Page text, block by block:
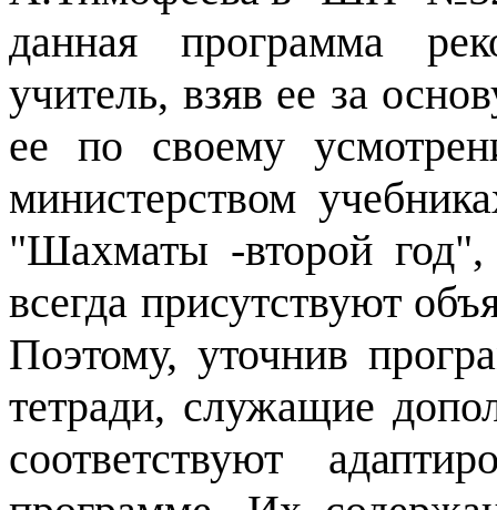
данная программа
учитель, взяв ее за
ее по своему
министерством
"Шахматы -второй год",
всегда присутствуют
Поэтому, уточнив
тетради, служащие
соответствуют